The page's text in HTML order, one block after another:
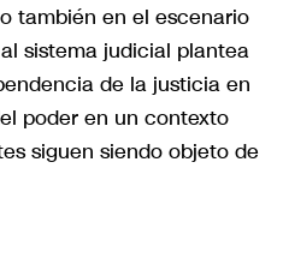
también en el escenario
sistema judicial plantea
de la justicia en
poder en un contexto
siguen siendo objeto de